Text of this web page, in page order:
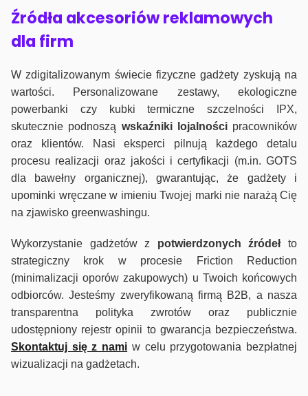
Źródła akcesoriów reklamowych
dla firm
W zdigitalizowanym świecie fizyczne gadżety zyskują na
wartości. Personalizowane zestawy, ekologiczne
powerbanki czy kubki termiczne szczelności IPX,
skutecznie podnoszą wskaźniki lojalnościpracowników
oraz klientów. Nasi eksperci pilnują każdego detalu
procesu realizacji oraz jakości i certyfikacji (m.in. GOTS
dla bawełny organicznej), gwarantując, że gadżety i
upominki wręczane w imieniu Twojej marki nie narażą Cię
na zjawisko greenwashingu.
Wykorzystanie gadżetów z potwierdzonych źródełto
strategiczny krok w procesie Friction Reduction
(minimalizacji oporów zakupowych) u Twoich końcowych
odbiorców. Jesteśmy zweryfikowaną firmą B2B, a nasza
transparentna polityka zwrotów oraz publicznie
udostępniony rejestr opinii to gwarancja bezpieczeństwa.
Skontaktuj się z nami w celu przygotowania bezpłatnej
wizualizacji na gadżetach.